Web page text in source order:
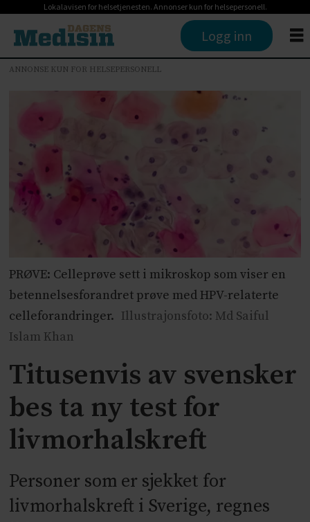
Lokalavisen for helsetjenesten. Annonser kun for helsepersonell.
Logg inn
ANNONSE KUN FOR HELSEPERSONELL
PRØVE: Celleprøve sett i mikroskop som viser en
betennelsesforandret prøve med HPV-relaterte
celleforandringer. Illustrajonsfoto: Md Saiful
Islam Khan
Titusenvis av svensker
bes ta ny test for
livmorhalskreft
Personer som er sjekket for
livmorhalskreft i Sverige, regnes